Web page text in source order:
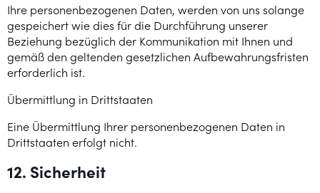
Ihre personenbezogenen Daten, werden von uns solange
gespeichert wie dies für die Durchführung unserer
Beziehung bezüglich der Kommunikation mit Ihnen und
gemäß den geltenden gesetzlichen Aufbewahrungsfristen
erforderlich ist.
Übermittlung in Drittstaaten
Eine Übermittlung Ihrer personenbezogenen Daten in
Drittstaaten erfolgt nicht.
12. Sicherheit